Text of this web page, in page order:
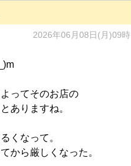
2026年06月08日(月)09時
ってそのお店の
ありますね。
くなって。
から厳しくなった。